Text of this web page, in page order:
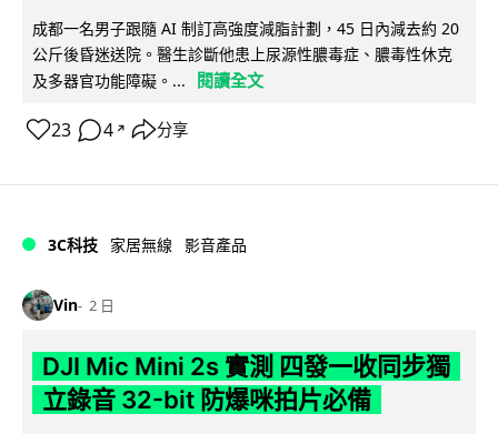
成都一名男子跟隨 AI 制訂高強度減脂計劃，45 日內減去約 20
公斤後昏迷送院。醫生診斷他患上尿源性膿毒症、膿毒性休克
及多器官功能障礙。...
閱讀全文
23 4 ↗ 分享
3C科技 家居無線 影音產品
Vin 2 日
DJI Mic Mini 2s 實測 四發一收同步獨
立錄音 32-bit 防爆咪拍片必備